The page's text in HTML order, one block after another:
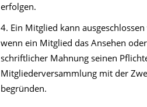
erfolgen.
4. Ein Mitglied kann
wenn ein Mitglied das Ansehen
schriftlicher Mahnung seinen
Mitgliederversammlung mit der
begründen.